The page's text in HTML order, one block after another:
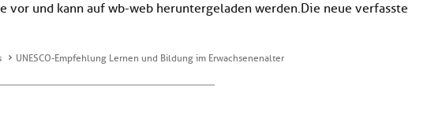
vor und kann auf wb-web heruntergeladen werden.Die neue verfasste
UNESCO-Empfehlung Lernen und Bildung im Erwachsenenalter